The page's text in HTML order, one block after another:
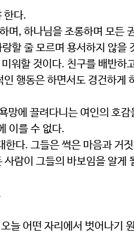
한다.
할 줄 모르며 용서하지 않을
워할 것이다. 친구를 배반하
행동은 하면서도 경건하게
이를 수 없다.
람이 그들의 바보임을 알게
늘 어떤 자리에서 벗어나기